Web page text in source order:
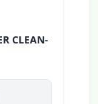
CLEAN-